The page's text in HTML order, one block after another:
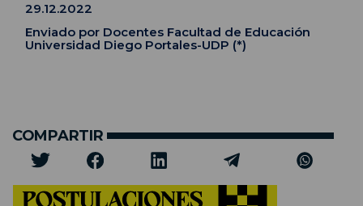
29.12.2022
Enviado por Docentes Facultad de Educación
Universidad Diego Portales-UDP (*)
COMPARTIR